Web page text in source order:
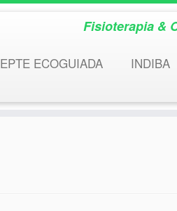
Fisioterapia &
EPTE ECOGUIADA INDIBA